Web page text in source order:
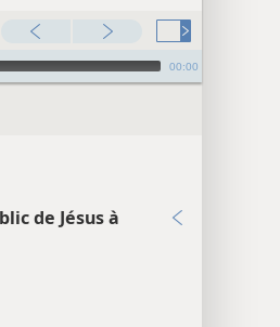
00:00
de Jésus à